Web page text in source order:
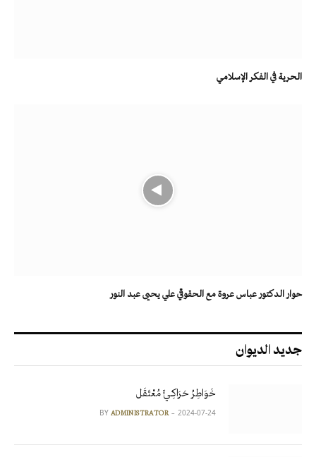
الحرية في الفكر الإسلامي
حوار الدكتور عباس عروة مع الحقوقي علي يحيى عبد النور
جديد الديوان
خَوَاطِرُ حَرَاكِـيٍّ مُعْتَقَل
BY ADMINISTRATOR 2024-07-24